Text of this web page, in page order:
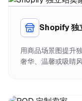
Shopify 独
用商品场景图提升
奢华、温馨或吸睛